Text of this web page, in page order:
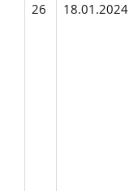
26 18.01.2024